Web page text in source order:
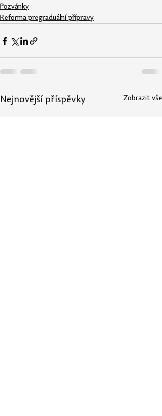
Pozvánky
Reforma pregraduální přípravy
Nejnovější příspěvky Zobrazit vše